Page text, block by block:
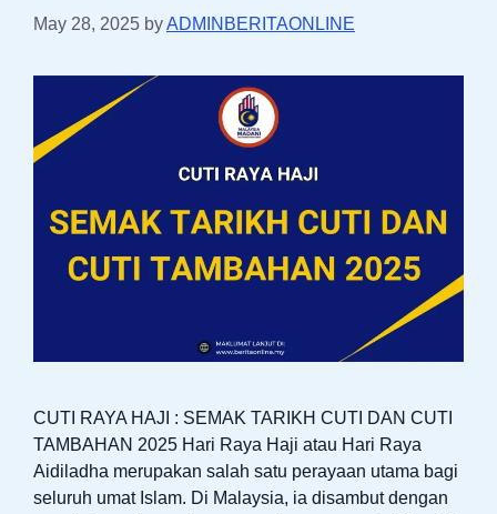
May 28, 2025 byADMINBERITAONLINE
CUTI RAYA HAJI : SEMAK TARIKH CUTI DAN CUTI
TAMBAHAN 2025 Hari Raya Haji atau Hari Raya
Aidiladha merupakan salah satu perayaan utama bagi
seluruh umat Islam. Di Malaysia, ia disambut dengan